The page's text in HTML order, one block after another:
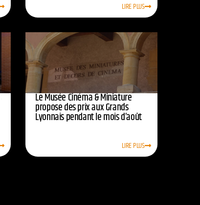
LIRE PLUS
Le Musée Cinéma & Miniature
propose des prix aux Grands
Lyonnais pendant le mois d’août
LIRE PLUS